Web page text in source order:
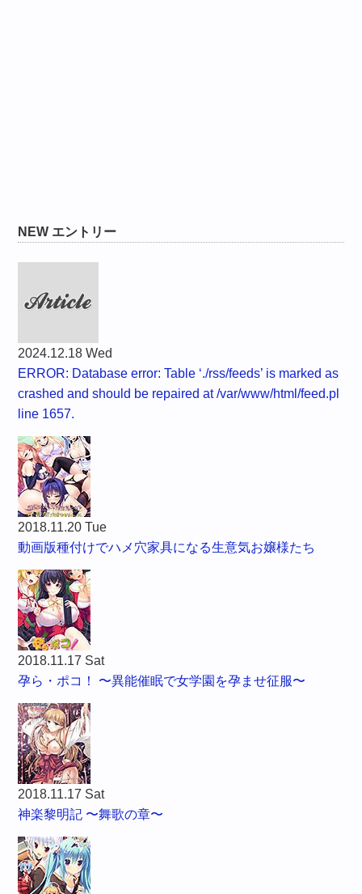
NEW エントリー
2024.12.18 Wed
ERROR: Database error: Table ‘./rss/feeds’ is marked as
crashed and should be repaired at /var/www/html/feed.pl
line 1657.
2018.11.20 Tue
動画版種付けでハメ穴家具になる生意気お嬢様たち
2018.11.17 Sat
孕ら・ポコ！ 〜異能催眠で女学園を孕ませ征服〜
2018.11.17 Sat
神楽黎明記 〜舞歌の章〜